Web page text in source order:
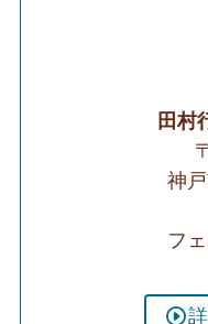
田村
神
フ